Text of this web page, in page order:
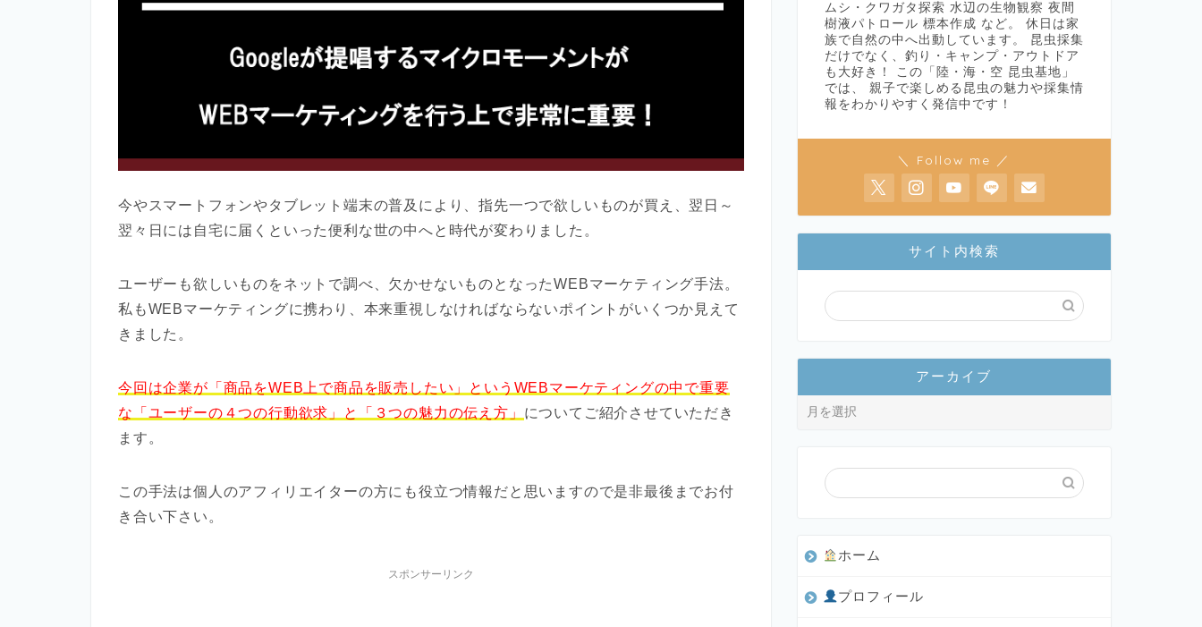
今やスマートフォンやタブレット端末の普及により、指先一つで欲しいものが買え、翌日～
翌々日には自宅に届くといった便利な世の中へと時代が変わりました。
ユーザーも欲しいものをネットで調べ、欠かせないものとなったWEBマーケティング手法。
私もWEBマーケティングに携わり、本来重視しなければならないポイントがいくつか見えて
きました。
今回は企業が「商品をWEB上で商品を販売したい」というWEBマーケティングの中で重要
な「ユーザーの４つの行動欲求」と「３つの魅力の伝え方」 についてご紹介させていただき
ます。
この手法は個人のアフィリエイターの方にも役立つ情報だと思いますので是非最後までお付
き合い下さい。
スポンサーリンク
ムシ・クワガタ探索 水辺の生物観察 夜間
樹液パトロール 標本作成 など。 休日は家
族で自然の中へ出動しています。 昆虫採集
だけでなく、釣り・キャンプ・アウトドア
も大好き！ この「陸・海・空 昆虫基地」
では、 親子で楽しめる昆虫の魅力や採集情
報をわかりやすく発信中です！
＼ Follow me ／
サイト内検索
アーカイブ
ホーム
プロフィール